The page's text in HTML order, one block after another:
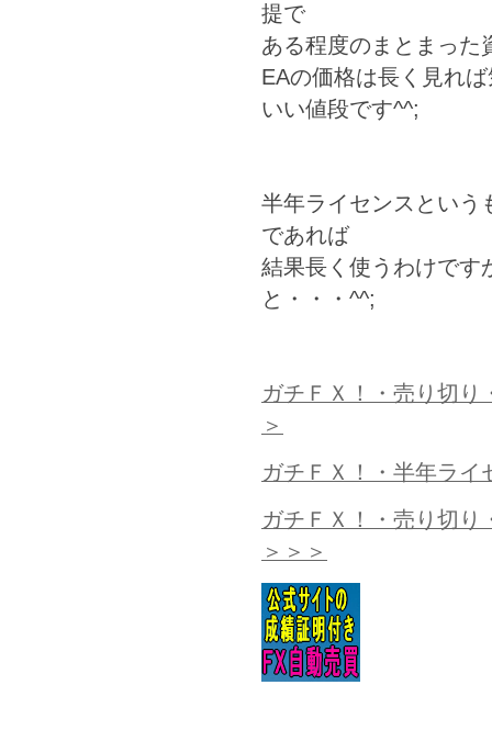
提で
ある程度のまとまった
EAの価格は長く見れ
いい値段です^^;
半年ライセンスという
であれば
結果長く使うわけです
と・・・^^;
ガチＦＸ！・売り切り
＞
ガチＦＸ！・半年ライ
ガチＦＸ！・売り切り
＞＞＞